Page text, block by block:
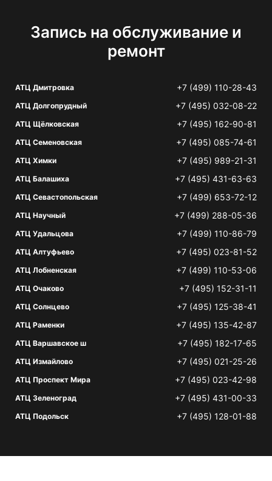
Запись на обслуживание и
ремонт
АТЦ Дмитровка +7 (499) 110-28-43
АТЦ Долгопрудный +7 (495) 032-08-22
АТЦ Щёлковская +7 (495) 162-90-81
АТЦ Семеновская +7 (495) 085-74-61
АТЦ Химки +7 (495) 989-21-31
АТЦ Балашиха +7 (495) 431-63-63
АТЦ Севастопольская +7 (499) 653-72-12
АТЦ Научный +7 (499) 288-05-36
АТЦ Удальцова +7 (499) 110-86-79
АТЦ Алтуфьево +7 (495) 023-81-52
АТЦ Лобненская +7 (499) 110-53-06
АТЦ Очаково +7 (495) 152-31-11
АТЦ Солнцево +7 (495) 125-38-41
АТЦ Раменки +7 (495) 135-42-87
АТЦ Варшавское ш +7 (495) 182-17-65
АТЦ Измайлово +7 (495) 021-25-26
АТЦ Проспект Мира +7 (495) 023-42-98
АТЦ Зеленоград +7 (495) 431-00-33
АТЦ Подольск +7 (495) 128-01-88